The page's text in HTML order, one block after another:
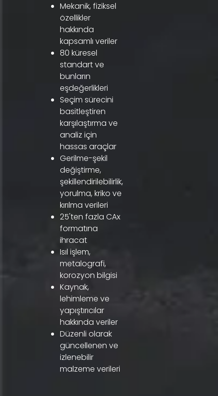
Mekanik, fiziksel
özellikler
hakkında
kapsamlı veriler
80 küresel
standart ve
bunların
eşdeğerlikleri
Seçim sürecini
basitleştiren
karşılaştırma ve
analiz için
hassas araçlar
Gerilme-şekil
değiştirme,
şekillendirilebilirlik,
yorulma, kriko ve
kırılma verileri
25'ten fazla CAx
formatına
ihracat
Isıl işlem,
metalografi,
korozyon bilgisi
Kaynak,
lehimleme ve
yapıştırıcılar
hakkında veriler
Düzenli olarak
güncellenen ve
izlenebilir
malzeme verileri